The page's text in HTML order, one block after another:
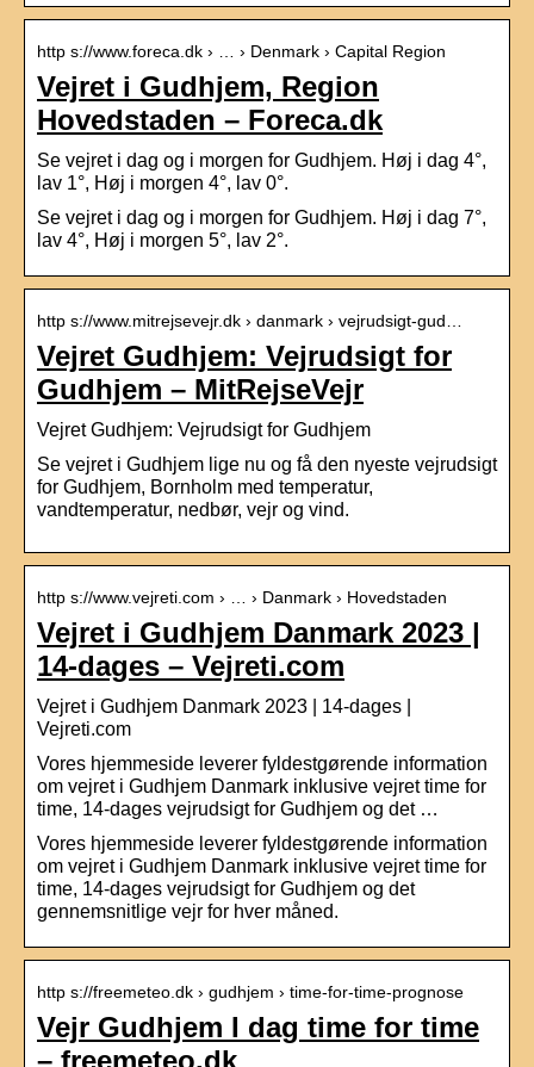
http s://www.foreca.dk › … › Denmark › Capital Region
Vejret i Gudhjem, Region
Hovedstaden – Foreca.dk
Se vejret i dag og i morgen for Gudhjem. Høj i dag 4°,
lav 1°, Høj i morgen 4°, lav 0°.
Se vejret i dag og i morgen for Gudhjem. Høj i dag 7°,
lav 4°, Høj i morgen 5°, lav 2°.
http s://www.mitrejsevejr.dk › danmark › vejrudsigt-gud…
Vejret Gudhjem: Vejrudsigt for
Gudhjem – MitRejseVejr
Vejret Gudhjem: Vejrudsigt for Gudhjem
Se vejret i Gudhjem lige nu og få den nyeste vejrudsigt
for Gudhjem, Bornholm med temperatur,
vandtemperatur, nedbør, vejr og vind.
http s://www.vejreti.com › … › Danmark › Hovedstaden
Vejret i Gudhjem Danmark 2023 |
14-dages – Vejreti.com
Vejret i Gudhjem Danmark 2023 | 14-dages |
Vejreti.com
Vores hjemmeside leverer fyldestgørende information
om vejret i Gudhjem Danmark inklusive vejret time for
time, 14-dages vejrudsigt for Gudhjem og det …
Vores hjemmeside leverer fyldestgørende information
om vejret i Gudhjem Danmark inklusive vejret time for
time, 14-dages vejrudsigt for Gudhjem og det
gennemsnitlige vejr for hver måned.
http s://freemeteo.dk › gudhjem › time-for-time-prognose
Vejr Gudhjem I dag time for time
– freemeteo.dk